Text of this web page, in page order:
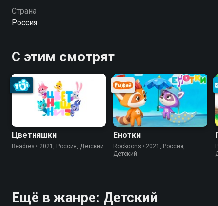
Страна
Россия
С этим смотрят
Цветняшки
Beadies • 2021, Россия, Детский
Енотки
Rockoons • 2021, Россия,
Детский
Ещё в жанре: Детский